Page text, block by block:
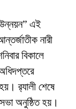
উন্নয়ন” এই
নারী
বিকালে
র‌্যালী শেষে
অনুষ্ঠিত হয়।